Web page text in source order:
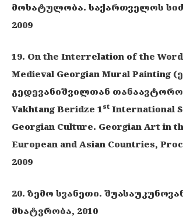
მოხატულობა. საქართველოს
2009
19. On the Interrelation of the Word
Medieval Georgian Mural Painting
გედევანიშვილთან
Vakhtang Beridze 1 st International
Georgian Culture. Georgian Art in
European and Asian Countries,
2009
20. ზემო სვანეთი.
მხატვრობა, 2010